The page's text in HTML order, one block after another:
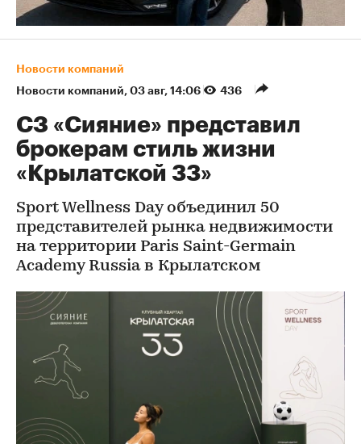
Новости компаний
Новости компаний⁠, 03 авг, 14:06 436
СЗ «Сияние» представил
брокерам стиль жизни
«Крылатской 33»
Sport Wellness Day объединил 50
представителей рынка недвижимости
на территории Paris Saint-Germain
Academy Russia в Крылатском